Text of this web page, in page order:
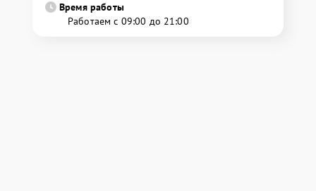
Время работы
Работаем с 09:00 до 21:00